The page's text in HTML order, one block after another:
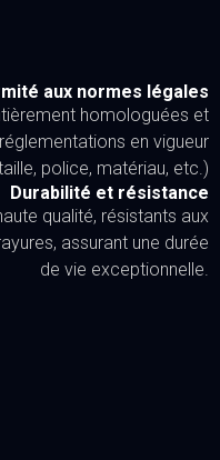
aux normes légales
homologuées et
en vigueur
police, matériau, etc.)
Durabilité et résistance
qualité, résistants aux
assurant une durée
de vie exceptionnelle.